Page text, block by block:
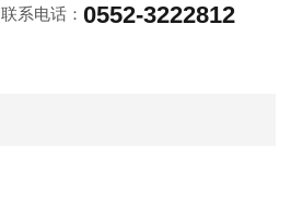
联系电话：0552-3222812